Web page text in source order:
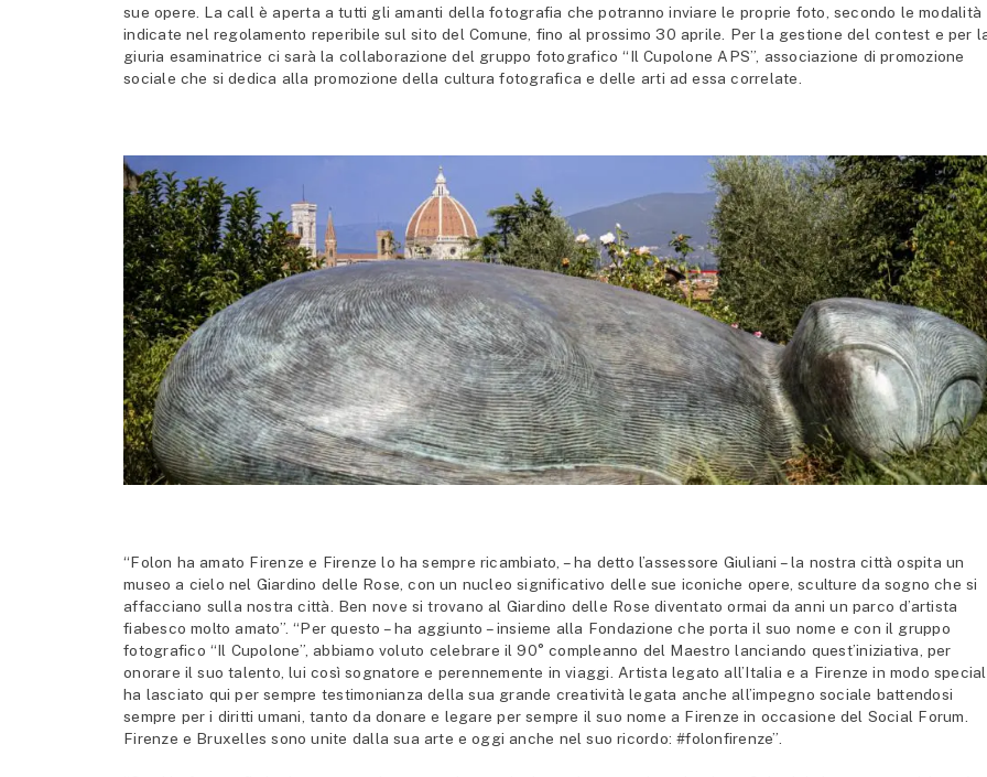
sue opere. La call è aperta a tutti gli amanti della fotografia che potranno inviare le proprie foto, secondo le modalità
indicate nel regolamento reperibile sul sito del Comune, fino al prossimo 30 aprile. Per la gestione del contest e per
giuria esaminatrice ci sarà la collaborazione del gruppo fotografico “Il Cupolone APS”, associazione di promozione
sociale che si dedica alla promozione della cultura fotografica e delle arti ad essa correlate.
“Folon ha amato Firenze e Firenze lo ha sempre ricambiato, – ha detto l’assessore Giuliani – la nostra città ospita un
museo a cielo nel Giardino delle Rose, con un nucleo significativo delle sue iconiche opere, sculture da sogno che si
affacciano sulla nostra città. Ben nove si trovano al Giardino delle Rose diventato ormai da anni un parco d’artista
fiabesco molto amato”. “Per questo – ha aggiunto – insieme alla Fondazione che porta il suo nome e con il gruppo
fotografico “Il Cupolone”, abbiamo voluto celebrare il 90° compleanno del Maestro lanciando quest’iniziativa, per
onorare il suo talento, lui così sognatore e perennemente in viaggi. Artista legato all’Italia e a Firenze in modo
ha lasciato qui per sempre testimonianza della sua grande creatività legata anche all’impegno sociale battendosi
sempre per i diritti umani, tanto da donare e legare per sempre il suo nome a Firenze in occasione del Social Forum.
Firenze e Bruxelles sono unite dalla sua arte e oggi anche nel suo ricordo: #folonfirenze”.